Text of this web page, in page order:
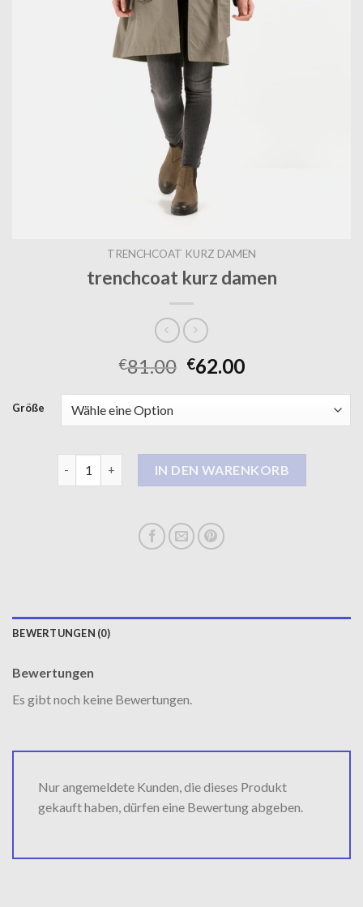
TRENCHCOAT KURZ DAMEN
trenchcoat kurz damen
€81.00 €62.00
Größe
IN DEN WARENKORB
BEWERTUNGEN (0)
Bewertungen
Es gibt noch keine Bewertungen.
Nur angemeldete Kunden, die dieses Produkt
gekauft haben, dürfen eine Bewertung abgeben.